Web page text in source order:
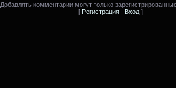
Добавлять комментарии могут только
[ Регистрация | Вход ]